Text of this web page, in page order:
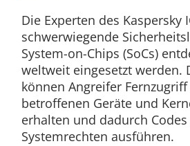
Die Experten des Kaspersky
schwerwiegende
System-on-Chips (SoCs)
weltweit eingesetzt werden.
können Angreifer
betroffenen Geräte und
erhalten und dadurch
Systemrechten ausführen.